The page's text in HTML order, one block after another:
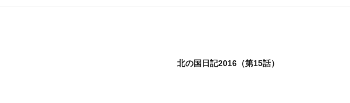
北の国日記2016（第15話）